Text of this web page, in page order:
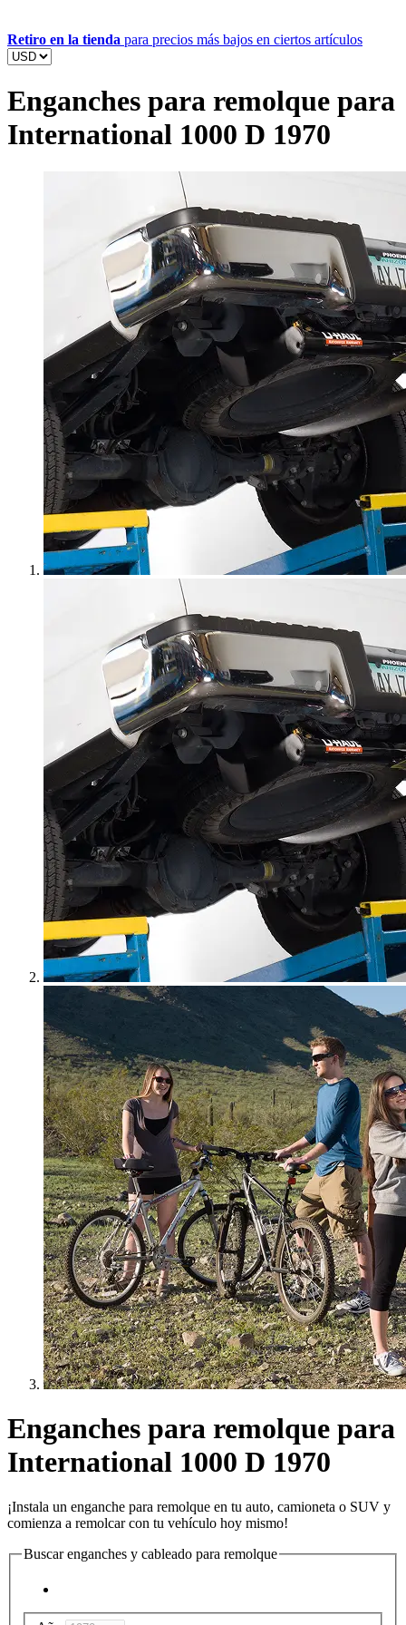
Retiro en la tienda para precios más bajos en ciertos artículos
Enganches para remolque para
International 1000 D 1970
Enganches para remolque para
International 1000 D 1970
¡Instala un enganche para remolque en tu auto, camioneta o SUV y
comienza a remolcar con tu vehículo hoy mismo!
Buscar enganches y cableado para remolque